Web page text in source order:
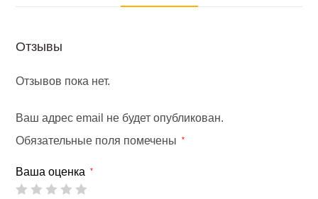
Отзывы
Отзывов пока нет.
Ваш адрес email не будет опубликован.
Обязательные поля помечены
*
Ваша оценка *